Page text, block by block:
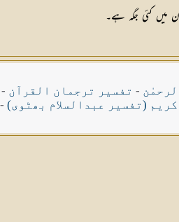
میں کئی جگہ ہے۔
- تفسیر ترجمان القرآن -
(تفسیر عبدالسلام بھٹوی) -